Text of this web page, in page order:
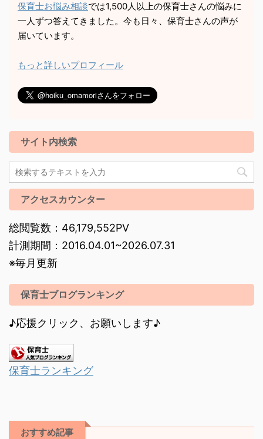
保育士お悩み相談では1,500人以上の保育士さんの悩みに
一人ずつ答えてきました。今も日々、保育士さんの声が
届いています。
もっと詳しいプロフィール
サイト内検索
アクセスカウンター
総閲覧数：46,179,552PV
計測期間：2016.04.01~2026.07.31
※毎月更新
保育士ブログランキング
♪応援クリック、お願いします♪
保育士ランキング
おすすめ記事